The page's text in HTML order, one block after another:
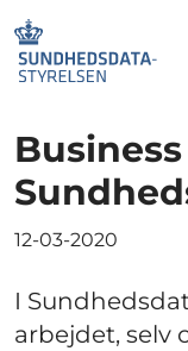
12-03-2020
I
arbejdet, selv